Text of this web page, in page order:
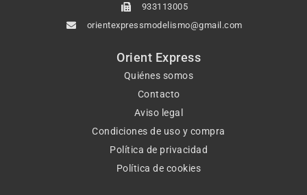
933113005
orientexpressmodelismo@gmail.com
Orient Express
Quiénes somos
Contacto
Aviso legal
Condiciones de uso y compra
Política de privacidad
Política de cookies